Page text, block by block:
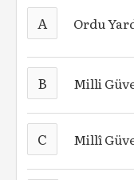
A Ordu
B Milli
C Millî